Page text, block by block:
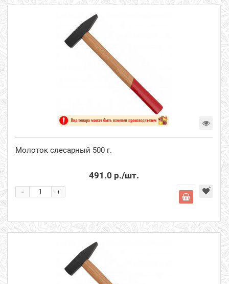
Молоток слесарный 500 г.
491.0 р./шт.
+
-